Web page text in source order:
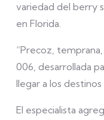
variedad del berry
en Florida.
“Precoz,
006, desarrollada
llegar a los
El especialista